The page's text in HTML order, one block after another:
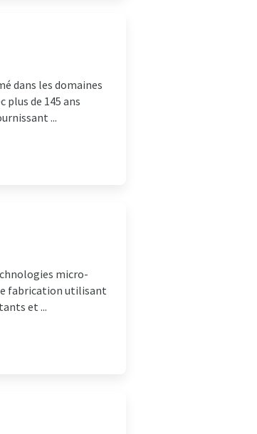
dans les domaines
plus de 145 ans
...
micro-
fabrication utilisant
et ...